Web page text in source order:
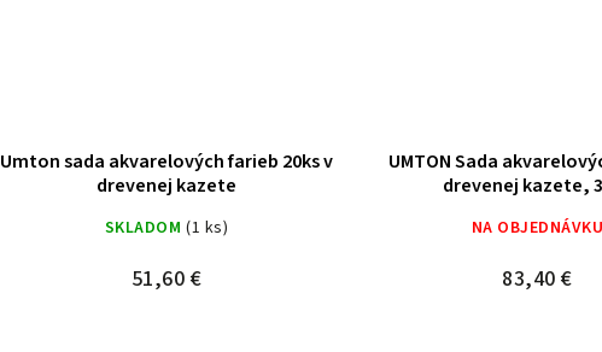
Umton sada akvarelových farieb 20ks v
drevenej kazete
SKLADOM (1 ks)
51,60 €
UMTON Sada
drevenej kazete,
NA OBJEDNÁVKU
83,40 €